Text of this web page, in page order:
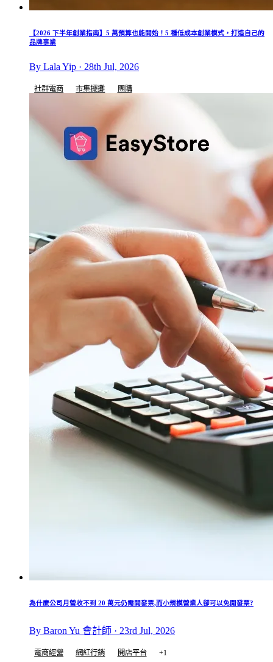
【2026 下半年創業指南】5 萬預算也能開始！5 種低成本創業模式，打造自己的
品牌事業
By Lala Yip · 28th Jul, 2026
社群電商 市集擺攤 團購
為什麼公司月營收不到 20 萬元仍需開發票,而小規模營業人卻可以免開發票?
By Baron Yu 會計師 · 23rd Jul, 2026
電商經營 網紅行銷 開店平台 +1